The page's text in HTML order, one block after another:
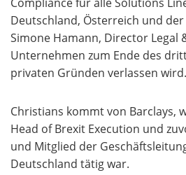
Deutschland, Österreich und der
Simone Hamann, Director Legal
Unternehmen zum Ende des
privaten Gründen verlassen wird.
Christians kommt von Barclays,
Head of Brexit Execution und
und Mitglied der
Deutschland tätig war.